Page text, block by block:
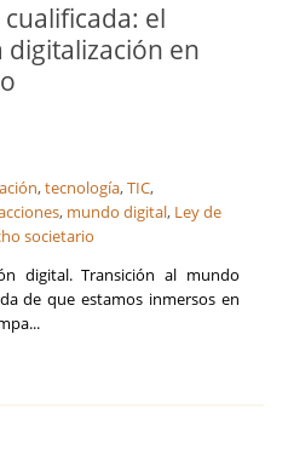
el
en
,tecnología,TIC,
, mundo digital, Ley de
societario
digital. Transición al mundo
de que estamos inmersos en